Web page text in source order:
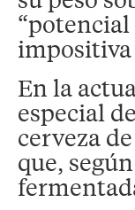
“potencial
impositiva
En la
especial
cerveza
que,